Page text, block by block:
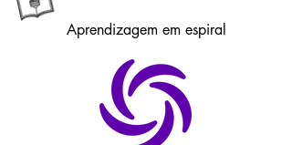
Aprendizagem em espiral